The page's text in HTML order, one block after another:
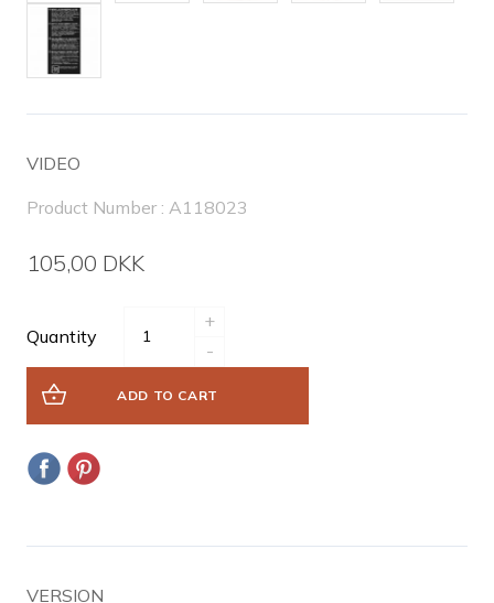
VIDEO
Product Number : A118023
105,00 DKK
Quantity
+
-
ADD TO CART
VERSION